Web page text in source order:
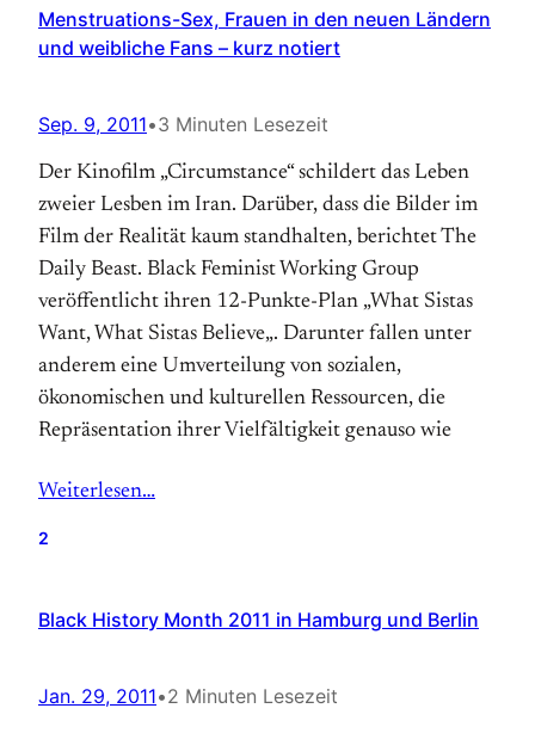
Menstruations-Sex, Frauen in den neuen Ländern
und weibliche Fans – kurz notiert
Sep. 9, 2011•3 Minuten Lesezeit
Der Kinofilm „Circumstance“ schildert das Leben
zweier Lesben im Iran. Darüber, dass die Bilder im
Film der Realität kaum standhalten, berichtet The
Daily Beast. Black Feminist Working Group
veröffentlicht ihren 12-Punkte-Plan „What Sistas
Want, What Sistas Believe„. Darunter fallen unter
anderem eine Umverteilung von sozialen,
ökonomischen und kulturellen Ressourcen, die
Repräsentation ihrer Vielfältigkeit genauso wie
Weiterlesen…
2
Black History Month 2011 in Hamburg und Berlin
Jan. 29, 2011•2 Minuten Lesezeit